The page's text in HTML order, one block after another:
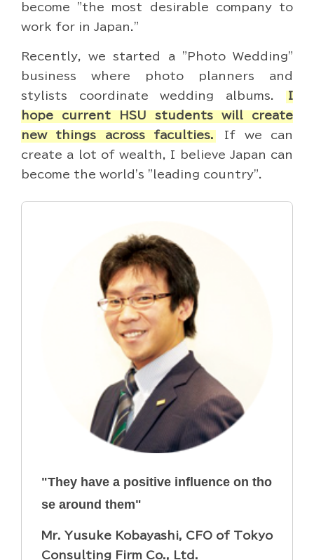
become "the most desirable company to
work for in Japan."
Recently, we started a "Photo Wedding"
business where photo planners and
stylists coordinate wedding albums.
I
hope current HSU students will create
new things across faculties.
If we can
create a lot of wealth, I believe Japan can
become the world's "leading country".
"They have a positive influence on tho
se around them"
Mr. Yusuke Kobayashi, CFO of Tokyo
Consulting Firm Co., Ltd.